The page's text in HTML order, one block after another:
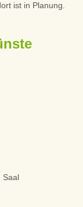
ist in Planung.
Saal